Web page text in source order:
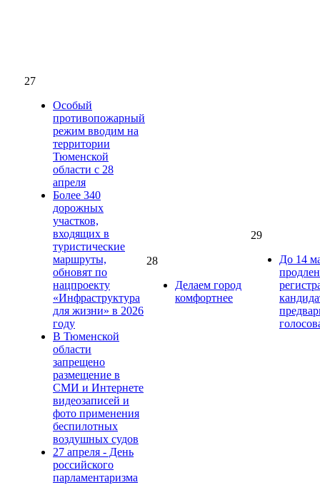
27
Особый
противопожарный
режим вводим на
территории
Тюменской
области с 28
апреля
Более 340
дорожных
участков,
входящих в
туристические
маршруты,
обновят по
нацпроекту
«Инфраструктура
для жизни» в 2026
году
В Тюменской
области
запрещено
размещение в
СМИ и Интернете
видеозаписей и
фото применения
беспилотных
воздушных судов
27 апреля - День
российского
парламентаризма
28
Делаем город
комфортнее
29
До 14